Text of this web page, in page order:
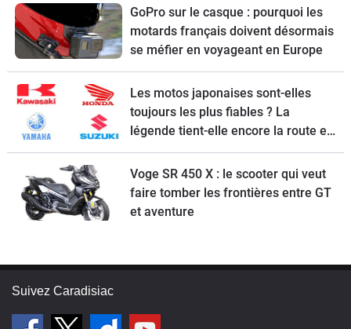
GoPro sur le casque : pourquoi les
motards français doivent désormais
se méfier en voyageant en Europe
Les motos japonaises sont-elles
toujours les plus fiables ? La
légende tient-elle encore la route en
2026 ?
Voge SR 450 X : le scooter qui veut
faire tomber les frontières entre GT
et aventure
Suivez Caradisiac